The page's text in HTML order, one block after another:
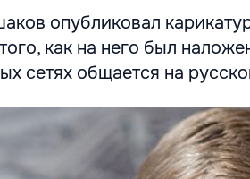
опубликовал
как на него был
сетях общается на